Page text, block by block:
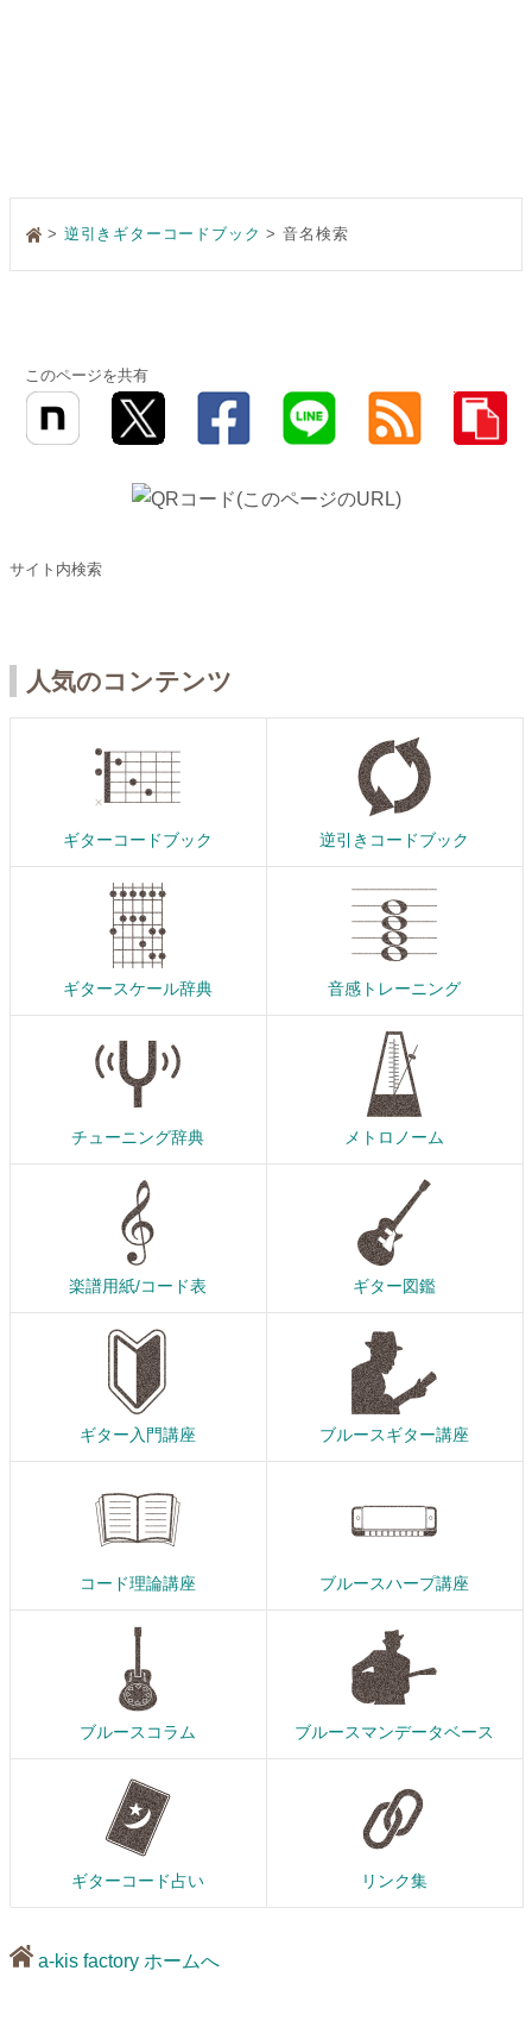
> 逆引きギターコードブック 音名検索
このページを共有
サイト内検索
人気のコンテンツ
ギターコードブック 逆引きコードブック
ギタースケール辞典 音感トレーニング
チューニング辞典 メトロノーム
楽譜用紙/コード表 ギター図鑑
ギター入門講座 ブルースギター講座
コード理論講座 ブルースハープ講座
ブルースコラム ブルースマンデータベース
ギターコード占い リンク集
a-kis factory ホームへ